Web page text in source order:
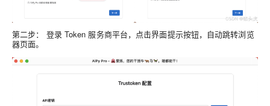
第二步：
登录 Token 服务商平台，点击界面提示按钮，自动跳转浏览
器页面。